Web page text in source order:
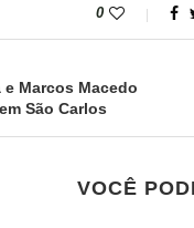
0
Marcos Macedo
São Carlos
VOCÊ